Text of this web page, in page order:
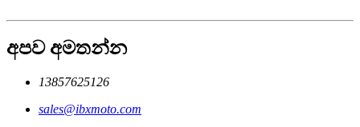
අපව අමතන්න
13857625126
sales@ibxmoto.com